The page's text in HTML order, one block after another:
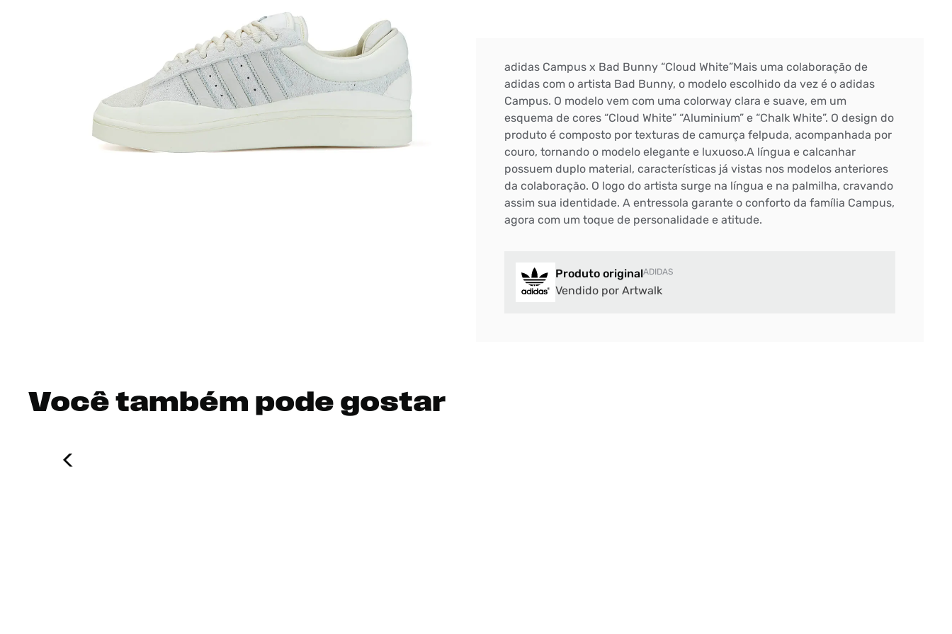
adidas Campus x Bad Bunny “Cloud White”Mais uma colaboração de
adidas com o artista Bad Bunny, o modelo escolhido da vez é o adidas
Campus. O modelo vem com uma colorway clara e suave, em um
esquema de cores “Cloud White” “Aluminium” e “Chalk White”. O design do
produto é composto por texturas de camurça felpuda, acompanhada por
couro, tornando o modelo elegante e luxuoso.A língua e calcanhar
possuem duplo material, características já vistas nos modelos anteriores
da colaboração. O logo do artista surge na língua e na palmilha, cravando
assim sua identidade. A entressola garante o conforto da família Campus,
agora com um toque de personalidade e atitude.
Produto originalADIDAS
Vendido por Artwalk
Você também pode gostar